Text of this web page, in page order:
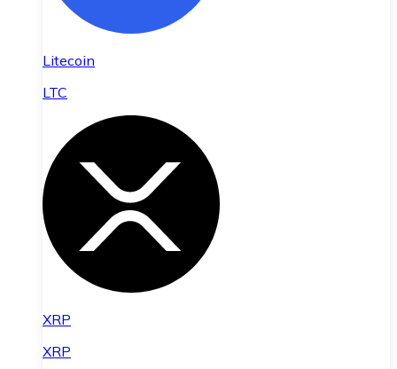
Litecoin
LTC
XRP
XRP